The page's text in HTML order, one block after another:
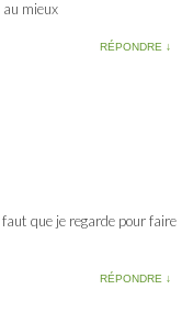
mieux
RÉPONDRE ↓
que je regarde pour faire
RÉPONDRE ↓